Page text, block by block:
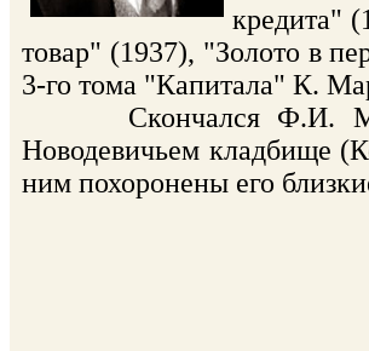
кредита"
товар" (1937), "Золото в
3-го тома "Капитала" К.
Скончался Ф.И.
Новодевичьем кладбище
ним похоронены его